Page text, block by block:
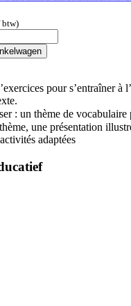
btw)
pour s’entraîner à
: un thème de vocabulaire
une présentation
adaptées